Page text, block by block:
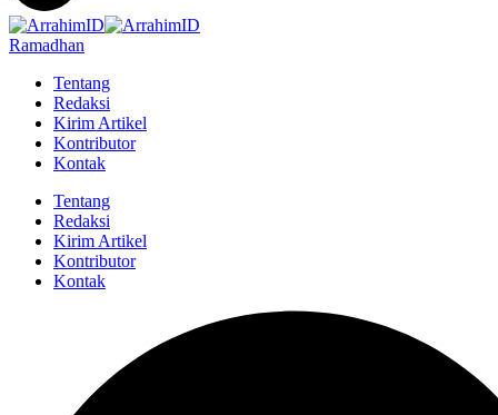
Ramadhan
Tentang
Redaksi
Kirim Artikel
Kontributor
Kontak
Tentang
Redaksi
Kirim Artikel
Kontributor
Kontak